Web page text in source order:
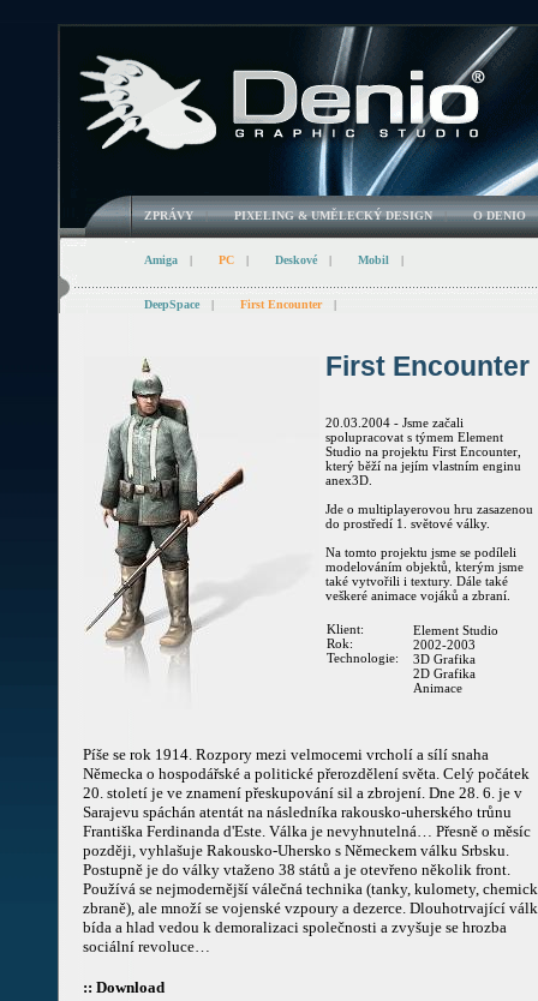
ZPRÁVY | PIXELING & UMĚLECKÝ DESIGN | O DENIO
Amiga | PC | Deskové | Mobil |
DeepSpace | First Encounter |
First Encounter
20.03.2004 - Jsme začali
spolupracovat s týmem Element
Studio na projektu First Encounter,
který běží na jejím vlastním enginu
anex3D.
Jde o multiplayerovou hru zasazenou
do prostředí 1. světové války.
Na tomto projektu jsme se podíleli
modelováním objektů, kterým jsme
také vytvořili i textury. Dále také
veškeré animace vojáků a zbraní.
Klient:
Rok:
Technologie:
Element Studio
2002-2003
3D Grafika
2D Grafika
Animace
Píše se rok 1914. Rozpory mezi velmocemi vrcholí a sílí snaha
Německa o hospodářské a politické přerozdělení světa. Celý počátek
20. století je ve znamení přeskupování sil a zbrojení. Dne 28. 6. je v
Sarajevu spáchán atentát na následníka rakousko-uherského trůnu
Františka Ferdinanda d'Este. Válka je nevyhnutelná… Přesně o měsíc
později, vyhlašuje Rakousko-Uhersko s Německem válku Srbsku.
Postupně je do války vtaženo 38 států a je otevřeno několik front.
Používá se nejmodernější válečná technika (tanky, kulomety,
zbraně), ale množí se vojenské vzpoury a dezerce. Dlouhotrvající
bída a hlad vedou k demoralizaci společnosti a zvyšuje se hrozba
sociální revoluce…
:: Download